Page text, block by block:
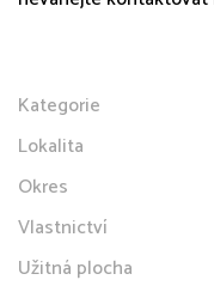
Kategorie
Lokalita
Okres
Vlastnictví
Užitná plocha